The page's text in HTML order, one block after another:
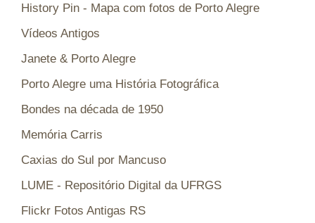
History Pin - Mapa com fotos de Porto Alegre
Vídeos Antigos
Janete & Porto Alegre
Porto Alegre uma História Fotográfica
Bondes na década de 1950
Memória Carris
Caxias do Sul por Mancuso
LUME - Repositório Digital da UFRGS
Flickr Fotos Antigas RS